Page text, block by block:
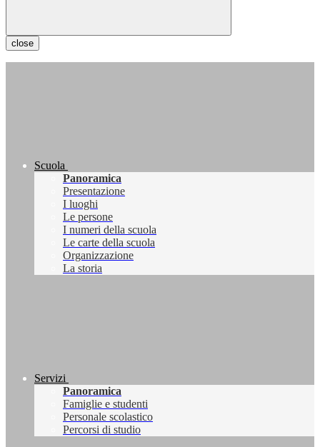
close
Scuola
Panoramica
Presentazione
I luoghi
Le persone
I numeri della scuola
Le carte della scuola
Organizzazione
La storia
Servizi
Panoramica
Famiglie e studenti
Personale scolastico
Percorsi di studio